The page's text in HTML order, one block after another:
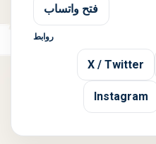
فتح واتساب
روابط
X / Twitter
Instagram